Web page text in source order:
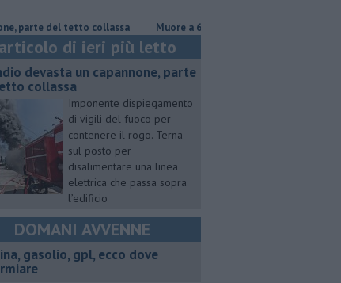
del tetto collassa Muore a 61 anni in un incidente sul lavoro
di ieri più letto
devasta un capannone, parte
collassa
Imponente dispiegamento
di vigili del fuoco per
contenere il rogo. Terna
sul posto per
disalimentare una linea
elettrica che passa sopra
l’edificio
DOMANI AVVENNE
gasolio, gpl, ecco dove